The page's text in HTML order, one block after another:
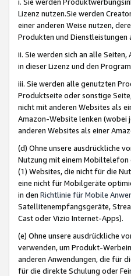
Lizenz nutzen.Sie werden
einer anderen Weise nutzen,
Produkten und
ii. Sie werden sich an alle
in dieser Lizenz und den
iii. Sie werden alle genutzten
Produktseite oder sonstige
nicht mit anderen Websites als
Amazon-Website lenken (wobei
anderen Websites als einer
(d) Ohne unsere ausdrückliche
Nutzung mit einem Mobiltelefon
(1) Websites, die nicht für die
eine nicht für Mobilgeräte
in den Richtlinie für Mobile
Satellitenempfangsgeräte,
Cast oder Vizio Internet-Apps).
(e) Ohne unsere ausdrückliche
verwenden, um Produkt-
anderen Anwendungen, die für
für die direkte Schulung oder